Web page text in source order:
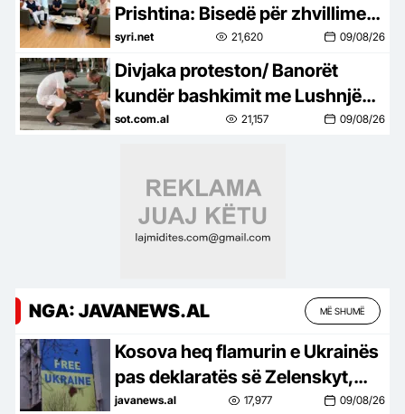
Prishtina: Bisedë për zhvillimet
politike në Shqipëri dhe Kosovë
syri.net 21,620 09/08/26
Divjaka proteston/ Banorët
kundër bashkimit me Lushnjën,
djegin teserat e PS: Mos na
sot.com.al 21,157 09/08/26
NGA: JAVANEWS.AL MË SHUMË
Kosova heq flamurin e Ukrainës
pas deklaratës së Zelenskyt,
reagon edhe Shqipëria: Heqja e
javanews.al 17,977 09/08/26